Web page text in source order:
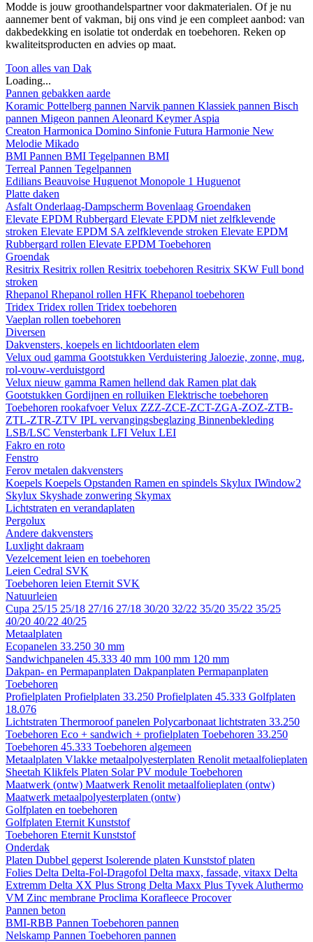
Modde is jouw groothandelspartner voor dakmaterialen. Of je nu
aannemer bent of vakman, bij ons vind je een compleet aanbod: van
dakbedekking en isolatie tot onderdak en toebehoren. Reken op
kwaliteitsproducten en advies op maat.
Toon alles van Dak
Loading...
Pannen gebakken aarde
Koramic Pottelberg pannen Narvik pannen Klassiek pannen Bisch
pannen Migeon pannen Aleonard KeymerAspia
Creaton Harmonica Domino Sinfonie Futura Harmonie New
Melodie Mikado
BMI Pannen BMI Tegelpannen BMI
Terreal Pannen Tegelpannen
Edilians Beauvoise Huguenot Monopole 1 Huguenot
Platte daken
Asfalt Onderlaag-Dampscherm Bovenlaag Groendaken
Elevate EPDM Rubbergard Elevate EPDM niet zelfklevende
stroken Elevate EPDM SA zelfklevende stroken Elevate EPDM
Rubbergard rollen Elevate EPDM Toebehoren
Groendak
Resitrix Resitrix rollen Resitrix toebehoren Resitrix SKW Full bond
stroken
Rhepanol Rhepanol rollen HFK Rhepanol toebehoren
Tridex Tridex rollen Tridex toebehoren
Vaeplan rollen toebehoren
Diversen
Dakvensters, koepels en lichtdoorlaten elem
Velux oud gamma Gootstukken Verduistering Jaloezie, zonne, mug,
rol-vouw-verduistgord
Velux nieuw gamma Ramen hellend dak Ramen plat dak
Gootstukken Gordijnen en rolluiken Elektrische toebehoren
Toebehoren rookafvoerVelux ZZZ-ZCE-ZCT-ZGA-ZOZ-ZTB-
ZTL-ZTR-ZTV IPL vervangingsbeglazing Binnenbekleding
LSB/LSC Vensterbank LFI Velux LEI
Fakro en roto
Fenstro
Ferov metalen dakvensters
Koepels Koepels Opstanden Ramen en spindels Skylux IWindow2
Skylux Skyshade zonwering Skymax
Lichtstraten en verandaplaten
Pergolux
Andere dakvensters
Luxlight dakraam
Vezelcement leien en toebehoren
Leien Cedral SVK
Toebehoren leien Eternit SVK
Natuurleien
Cupa 25/15 25/18 27/16 27/18 30/20 32/22 35/20 35/22 35/25
40/20 40/22 40/25
Metaalplaten
Ecopanelen 33.250 30 mm
Sandwichpanelen 45.333 40 mm 100 mm 120 mm
Dakpan- en Permapanplaten Dakpanplaten Permapanplaten
Toebehoren
Profielplaten Profielplaten 33.250 Profielplaten 45.333 Golfplaten
18.076
Lichtstraten Thermoroof panelen Polycarbonaat lichtstraten 33.250
Toebehoren Eco + sandwich + profielplaten Toebehoren 33.250
Toebehoren 45.333 Toebehoren algemeen
Metaalplaten Vlakke metaalpolyesterplaten Renolit metaalfolieplaten
Sheetah Klikfels Platen Solar PV module Toebehoren
Maatwerk (ontw) Maatwerk Renolit metaalfolieplaten (ontw)
Maatwerk metaalpolyesterplaten (ontw)
Golfplaten en toebehoren
Golfplaten Eternit Kunststof
Toebehoren Eternit Kunststof
Onderdak
Platen Dubbel geperst Isolerende platen Kunststof platen
Folies Delta Delta-Fol-Dragofol Delta maxx, fassade, vitaxx Delta
Extremm Delta XX Plus Strong Delta Maxx Plus Tyvek Aluthermo
VM Zinc membrane Proclima Korafleece Procover
Pannen beton
BMI-RBB Pannen Toebehoren pannen
Nelskamp Pannen Toebehoren pannen